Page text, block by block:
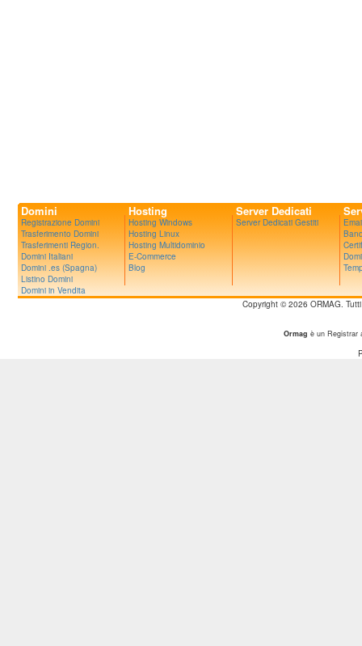
Domini Hosting Server Dedicati
Registrazione Domini
Trasferimento Domini
Trasferimenti Region.
Domini Italiani
Domini .es (Spagna)
Listino Domini
Domini in Vendita
Hosting Windows
Hosting Linux
Hosting Multidominio
E-Commerce
Blog
Server Dedicati Gestiti
Copyright © 2026 ORMAG.
Ormag è un Registrar